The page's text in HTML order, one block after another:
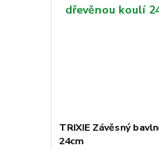
TRIXIE Závěsný
24cm